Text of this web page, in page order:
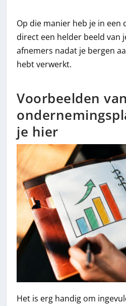
Op die manier heb je in een
direct een helder beeld van
afnemers nadat je bergen
hebt verwerkt.
Voorbeelden van
je hier
Het is erg handig om